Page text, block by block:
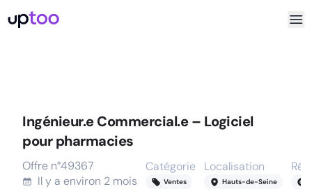
Ingénieur.e Commercial.e – Logiciel
pour pharmacies
Offre n°49367
Il y a environ 2 mois
Catégorie
Ventes
Localisation
Hauts-de-Seine